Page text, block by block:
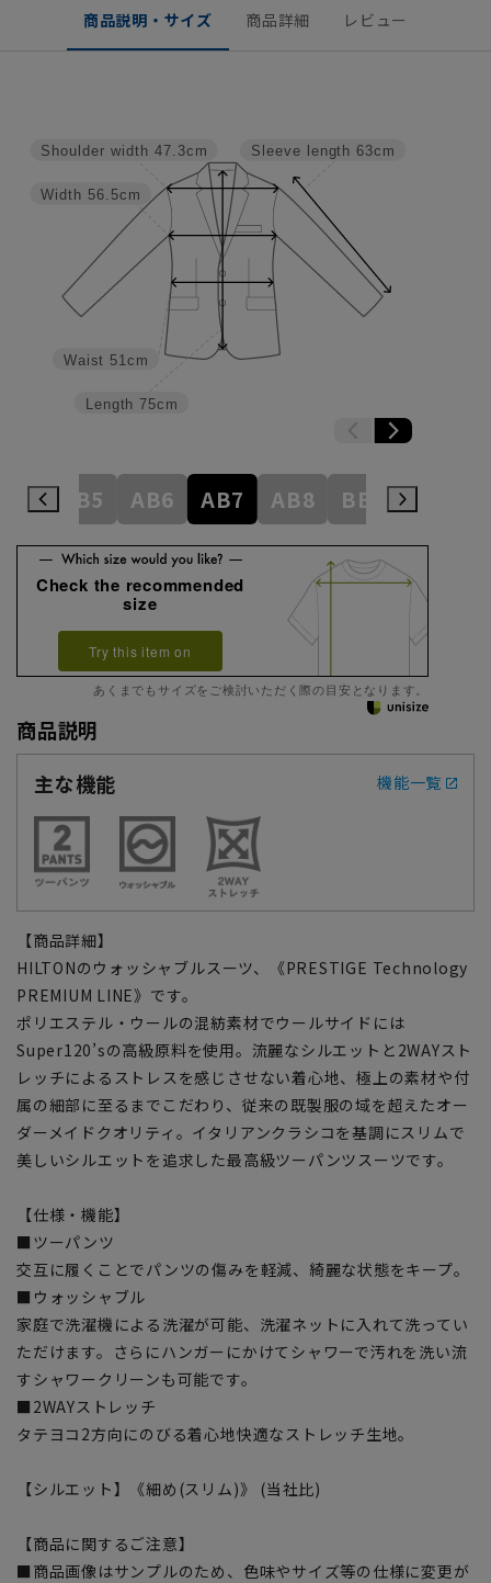
商品説明・サイズ 商品詳細 レビュー
Sleeve length 63cm
Length 75cm
Waist 51cm
Width 56.5cm
Shoulder width 47.3cm
AB5 AB6 AB7 AB8 BE3 BE4
Check the recommended
size
Try this item on
あくまでもサイズをご検討いただく際の目安となります。
商品説明
主な機能
機能一覧
【商品詳細】
HILTONのウォッシャブルスーツ、《PRESTIGE Technology
PREMIUM LINE》です。
ポリエステル・ウールの混紡素材でウールサイドには
Super120’sの高級原料を使用。流麗なシルエットと2WAYスト
レッチによるストレスを感じさせない着心地、極上の素材や付
属の細部に至るまでこだわり、従来の既製服の域を超えたオー
ダーメイドクオリティ。イタリアンクラシコを基調にスリムで
美しいシルエットを追求した最高級ツーパンツスーツです。
【仕様・機能】
■ツーパンツ
交互に履くことでパンツの傷みを軽減、綺麗な状態をキープ。
■ウォッシャブル
家庭で洗濯機による洗濯が可能、洗濯ネットに入れて洗ってい
ただけます。さらにハンガーにかけてシャワーで汚れを洗い流
すシャワークリーンも可能です。
■2WAYストレッチ
タテヨコ2方向にのびる着心地快適なストレッチ生地。
【シルエット】《細め(スリム)》 (当社比)
【商品に関するご注意】
■商品画像はサンプルのため、色味やサイズ等の仕様に変更が